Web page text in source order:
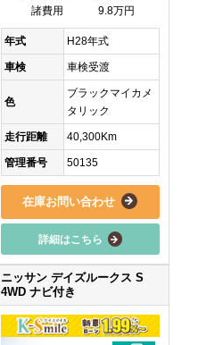
諸費用
9.8万円
年式 H28年式
車検 車検受渡
色
ブラックマイカメ
タリック
走行距離 40,300Km
管理番号 50135
在庫お問い合わせ
詳細はこちら
ニッサン デイズルークス S
4WD ナビ付き